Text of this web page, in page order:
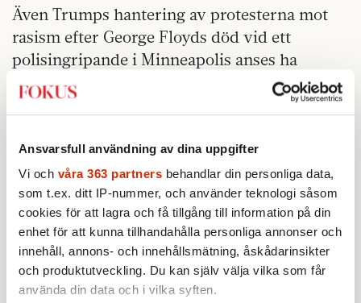
Ansvarsfull användning av dina uppgifter
Vi och våra 363 partners behandlar din personliga data,
som t.ex. ditt IP-nummer, och använder teknologi såsom
cookies för att lagra och få tillgång till information på din
enhet för att kunna tillhandahålla personliga annonser och
innehåll, annons- och innehållsmätning, åskådarinsikter
och produktutveckling. Du kan själv välja vilka som får
använda din data och i vilka syften.
Även Trumps hantering av protesterna mot
rasism efter George Floyds död vid ett
polisingripande i Minneapolis anses ha
påverkat förtroendet för honom.
Först hotade presidenten med att sätta in
amerikansk militär mot demonstranterna –
vilket väckte kritik till och med i de
republikanska leden. Till städer där
protesterna fortsatte, som Portland i Oregon,
beordrade presidenten federala styrkor.
Trump deklarerade att han var presidenten av
lag och ordning.